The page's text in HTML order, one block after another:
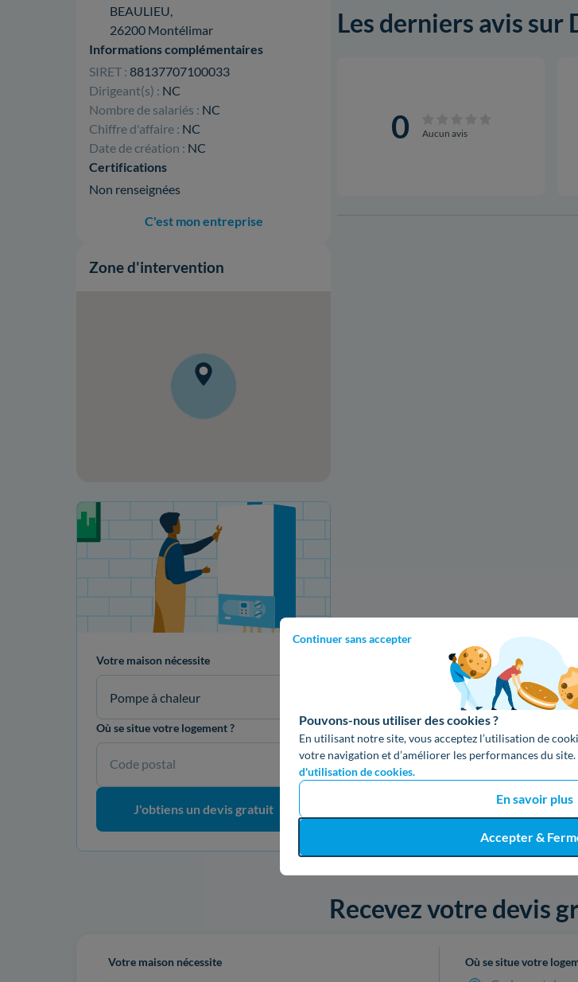
Continuer sans accepter
Pouvons-nous utiliser des cookies ?
En utilisant notre site, vous acceptez l’utilisation de
votre navigation et d’améliorer les performances du
d'utilisation de cookies.
En savoir plus
Accepter &
BEAULIEU,
26200 Montélimar
Informations complémentaires
SIRET : 88137707100033
Dirigeant(s) : NC
Nombre de salariés : NC
Chiffre d'affaire : NC
Date de création : NC
Certifications
Non renseignées
C'est mon entreprise
Zone d'intervention
Votre projet de rénovation
Votre maison nécessite
Pompe à chaleur
Où se situe votre logement ?
Code postal
J'obtiens un devis gratuit
Les derniers avis
0 Aucun avis
Recevez votre devis
Votre maison nécessite Où se situe votre